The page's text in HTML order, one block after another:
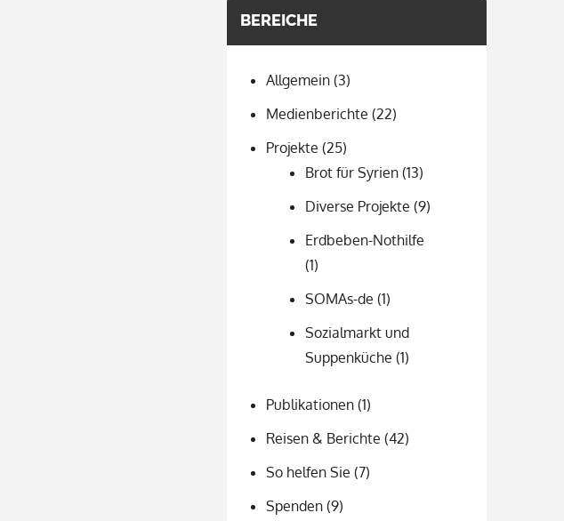
BEREICHE
Allgemein(3)
Medienberichte (22)
Projekte (25)
Brot für Syrien(13)
Diverse Projekte (9)
Erdbeben-Nothilfe
(1)
SOMAs-de (1)
Sozialmarkt und
Suppenküche (1)
Publikationen(1)
Reisen & Berichte (42)
So helfen Sie (7)
Spenden(9)